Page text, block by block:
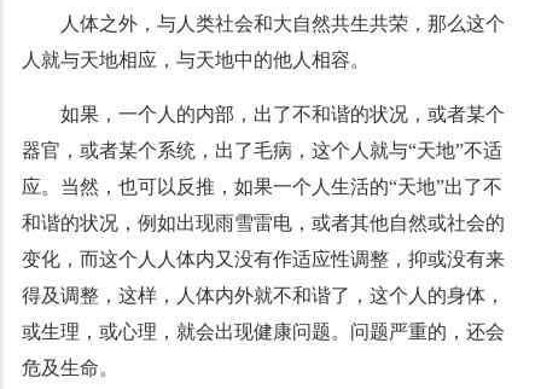
人体之外，与人类社会和大自然共生共荣，那么这个
人就与天地相应，与天地中的他人相容。
如果，一个人的内部，出了不和谐的状况，或者某个
器官，或者某个系统，出了毛病，这个人就与“天地”不适
应。当然，也可以反推，如果一个人生活的“天地”出了不
和谐的状况，例如出现雨雪雷电，或者其他自然或社会的
变化，而这个人人体内又没有作适应性调整，抑或没有来
得及调整，这样，人体内外就不和谐了，这个人的身体，
或生理，或心理，就会出现健康问题。问题严重的，还会
危及生命。